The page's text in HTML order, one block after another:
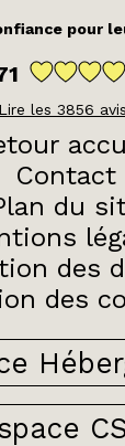
pour
Lire les 3856 avis
Contact
du
des
des